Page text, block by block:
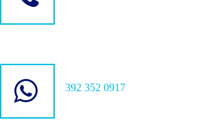
392 352 0917